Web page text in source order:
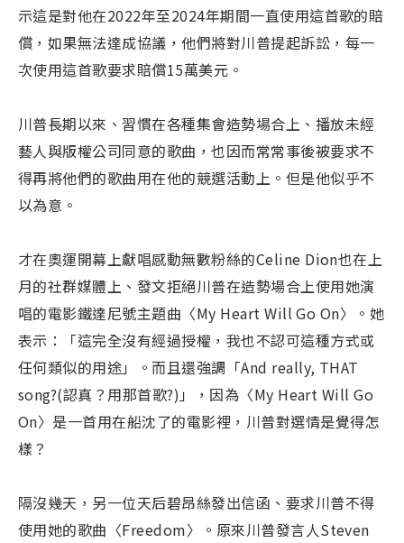
示這是對他在2022年至2024年期間一直使用這首歌的賠
償，如果無法達成協議，他們將對川普提起訴訟，每一
次使用這首歌要求賠償15萬美元。
川普長期以來、習慣在各種集會造勢場合上、播放未經
藝人與版權公司同意的歌曲，也因而常常事後被要求不
得再將他們的歌曲用在他的競選活動上。但是他似乎不
以為意。
才在奧運開幕上獻唱感動無數粉絲的Celine Dion也在上
月的社群媒體上、發文拒絕川普在造勢場合上使用她演
唱的電影鐵達尼號主題曲〈My Heart Will Go On〉。她
表示：「這完全沒有經過授權，我也不認可這種方式或
任何類似的用途」。而且還強調「And really, THAT
song?(認真？用那首歌?)」，因為〈My Heart Will Go
On〉是一首用在船沈了的電影裡，川普對選情是覺得怎
樣？
隔沒幾天，另一位天后碧昂絲發出信函、要求川普不得
使用她的歌曲〈Freedom〉。原來川普發言人Steven